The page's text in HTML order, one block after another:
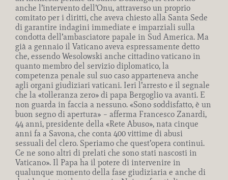
anche l’intervento dell’Onu, attraverso un proprio
comitato per i diritti, che aveva chiesto alla Santa Sede
di garantire indagini immediate e imparziali sulla
condotta dell’ambasciatore papale in Sud America. Ma
già a gennaio il Vaticano aveva espressamente detto
che, essendo Wesolowski anche cittadino vaticano in
quanto membro del servizio diplomatico, la
competenza penale sul suo caso apparteneva anche
agli organi giudiziari vaticani. Ieri l’arresto e il segnale
che la «tolleranza zero» di papa Bergoglio va avanti. E
non guarda in faccia a nessuno. «Sono soddisfatto, è un
buon segno di apertura» – afferma Francesco Zanardi,
44 anni, presidente della «Rete Abuso», nata cinque
anni fa a Savona, che conta 400 vittime di abusi
sessuali del clero. Speriamo che quest’opera continui.
Ce ne sono altri di prelati che sono stati nascosti in
Vaticano». Il Papa ha il potere di intervenire in
qualunque momento della fase giudiziaria e anche di